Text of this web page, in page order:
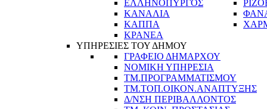
ΕΛΛΗΝΟΠΥΡΓΟΣ
ΚΑΝΑΛΙΑ
ΚΑΠΠΑ
ΚΡΑΝΕΑ
ΥΠΗΡΕΣΙΕΣ ΤΟΥ ΔΗΜΟΥ
ΓΡΑΦΕΙΟ ΔΗΜΑΡΧΟΥ
ΝΟΜΙΚΗ ΥΠΗΡΕΣΙΑ
ΤΜ.ΠΡΟΓΡΑΜΜΑΤΙΣΜΟΥ
ΤΜ.ΤΟΠ.ΟΙΚΟΝ.ΑΝΑΠΤΥΞΗΣ
Δ/ΝΣΗ ΠΕΡΙΒΑΛΛΟΝΤΟΣ